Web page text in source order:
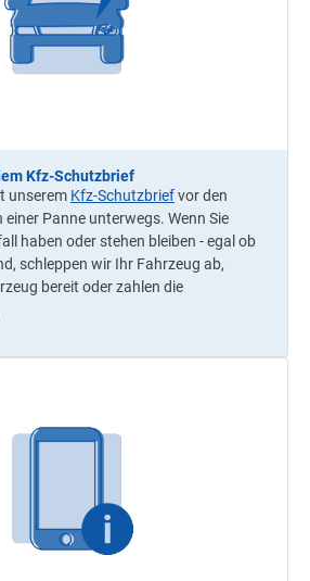
Kfz-Schutzbrief
unserem Kfz-Schutzbriefvor den
Panne unterwegs. Wenn Sie
haben oder stehen bleiben - egal ob
schleppen wir Ihr Fahrzeug ab,
bereit oder zahlen die